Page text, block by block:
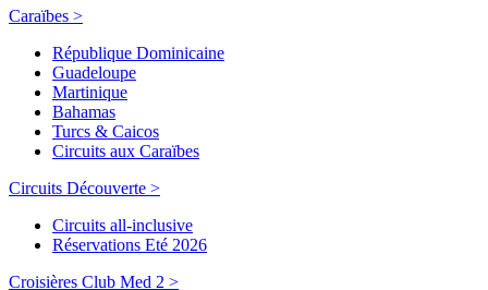
Caraïbes >
République Dominicaine
Guadeloupe
Martinique
Bahamas
Turcs & Caicos
Circuits aux Caraïbes
Circuits Découverte >
Circuits all-inclusive
Réservations Eté 2026
Croisières Club Med 2 >